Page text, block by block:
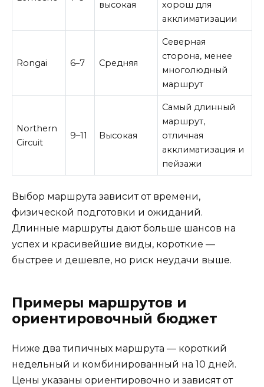
высокая
хорош для
акклиматизации
Rongai 6–7 Средняя
Северная
сторона, менее
многолюдный
маршрут
Northern
Circuit
9–11 Высокая
Самый длинный
маршрут,
отличная
акклиматизация и
пейзажи
Выбор маршрута зависит от времени,
физической подготовки и ожиданий.
Длинные маршруты дают больше шансов на
успех и красивейшие виды, короткие —
быстрее и дешевле, но риск неудачи выше.
Примеры маршрутов и
ориентировочный бюджет
Ниже два типичных маршрута — короткий
недельный и комбинированный на 10 дней.
Цены указаны ориентировочно и зависят от